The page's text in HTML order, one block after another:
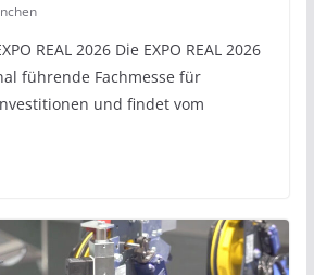
REAL 2026 Die EXPO REAL 2026
führende Fachmesse für
und findet vom